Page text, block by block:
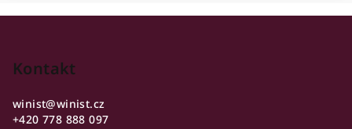
Kontakt
winist@winist.cz
+420 778 888 097